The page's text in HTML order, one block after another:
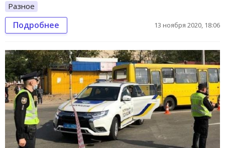
Разное
Подробнее 13 ноября 2020, 18:06